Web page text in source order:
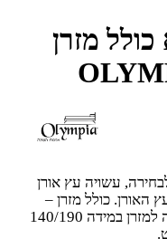
מזרן
עשויה עץ אורן
האורן. כולל מזרן –
מתנה! המחיר מתייחס למיטה המתאימה למזרן במידה 140/190